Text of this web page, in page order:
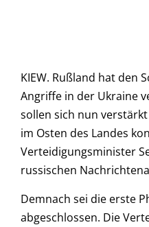
KIEW. Rußland hat den
Angriffe in der Ukraine
sollen sich nun
im Osten des Landes
Verteidigungsminister
russischen
Demnach sei die erste
abgeschlossen. Die